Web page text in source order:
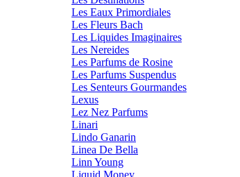
Les Eaux Primordiales
Les Fleurs Bach
Les Liquides Imaginaires
Les Nereides
Les Parfums de Rosine
Les Parfums Suspendus
Les Senteurs Gourmandes
Lexus
Lez Nez Parfums
Linari
Lindo Ganarin
Linea De Bella
Linn Young